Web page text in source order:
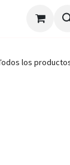
Como
los